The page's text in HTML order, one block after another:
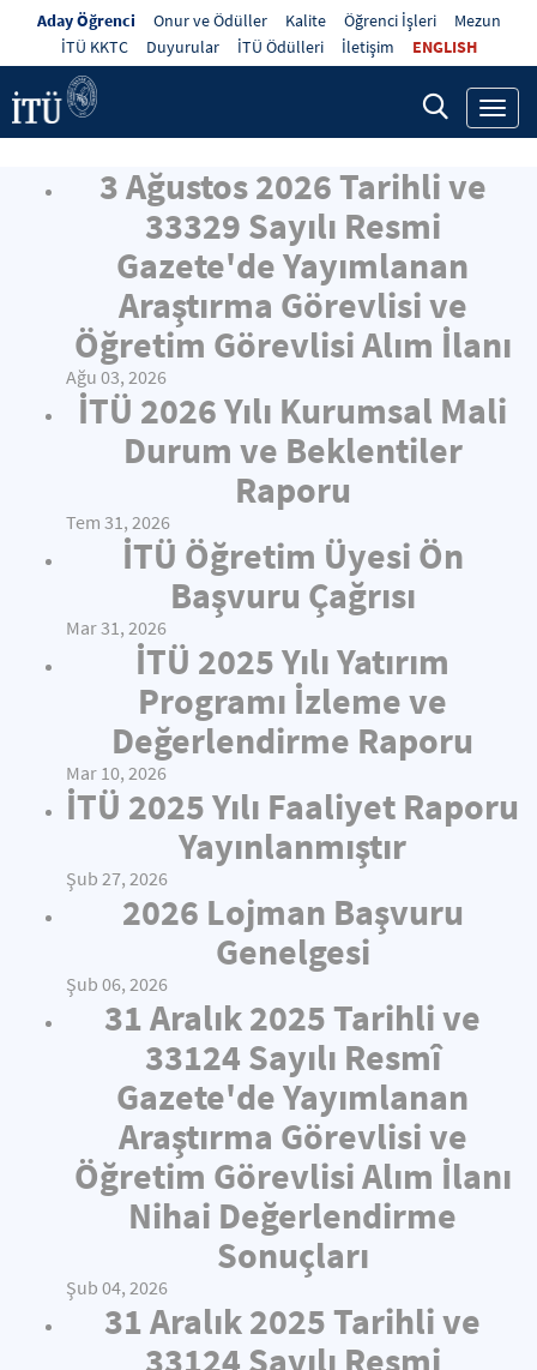
Aday Öğrenci Onur ve Ödüller Kalite Öğrenci İşleri
Mezun
İTÜ KKTC
Duyurular İTÜ Ödülleri İletişim ENGLISH
3 Ağustos 2026 Tarihli ve
33329 Sayılı Resmi
Gazete'de Yayımlanan
Araştırma Görevlisi ve
Öğretim Görevlisi Alım İlanı
Ağu 03, 2026
İTÜ 2026 Yılı Kurumsal Mali
Durum ve Beklentiler
Raporu
Tem 31, 2026
İTÜ Öğretim Üyesi Ön
Başvuru Çağrısı
Mar 31, 2026
İTÜ 2025 Yılı Yatırım
Programı İzleme ve
Değerlendirme Raporu
Mar 10, 2026
İTÜ 2025 Yılı Faaliyet Raporu
Yayınlanmıştır
Şub 27, 2026
2026 Lojman Başvuru
Genelgesi
Şub 06, 2026
31 Aralık 2025 Tarihli ve
33124 Sayılı Resmî
Gazete'de Yayımlanan
Araştırma Görevlisi ve
Öğretim Görevlisi Alım İlanı
Nihai Değerlendirme
Sonuçları
Şub 04, 2026
31 Aralık 2025 Tarihli ve
33124 Sayılı Resmi